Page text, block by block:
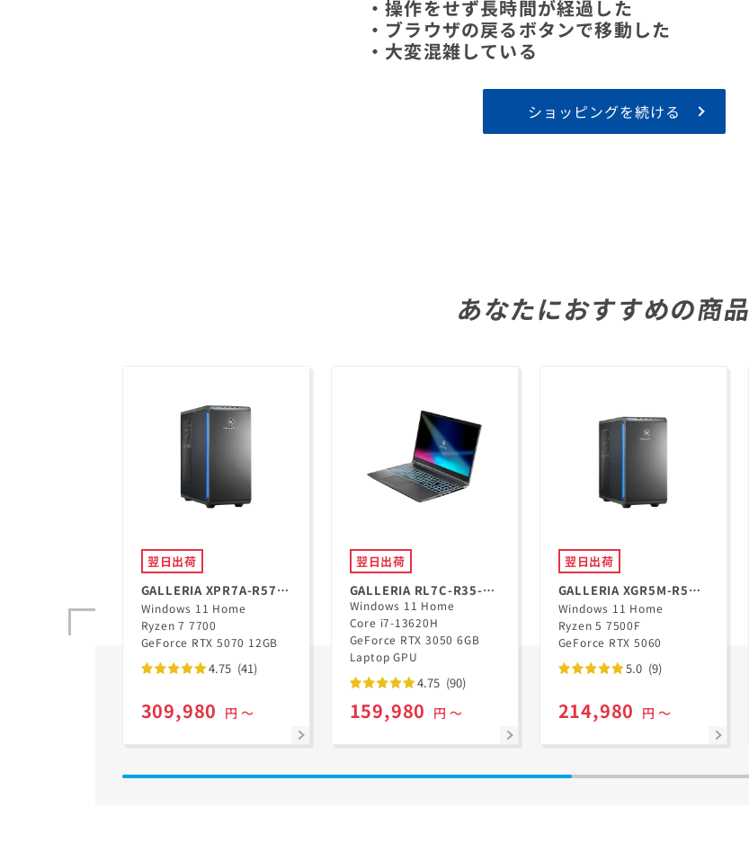
・操作をせず長時間が経過した
・ブラウザの戻るボタンで移動した
・大変混雑している
ショッピングを続ける
あなたにおすすめの商品
翌日出荷
GALLERIA XPR7A-R57-
GD Ryzen 7 7700搭載
Windows 11 Home
Ryzen 7 7700
GeForce RTX 5070 12GB
4.75 (41)
309,980 円 ～
翌日出荷
GALLERIA RL7C-R35-
5N
Windows 11 Home
Core i7-13620H
GeForce RTX 3050 6GB
Laptop GPU
4.75 (90)
159,980 円 ～
翌日出荷
GALLERIA XGR5M-R56-
GD Ryzen 5 7500F搭載
Windows 11 Home
Ryzen 5 7500F
GeForce RTX 5060
5.0 (9)
214,980 円 ～